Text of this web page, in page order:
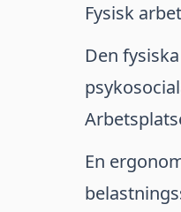
Fysisk
Den
En